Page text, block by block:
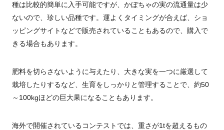
種は比較的簡単に入手可能ですが、かぼちゃの実の流通量は少
ないので、珍しい品種です。運よくタイミングが合えば、ショ
ッピングサイトなどで販売されていることもあるので、購入で
きる場合もあります。
肥料を切らさないように与えたり、大きな実を一つに厳選して
栽培したりするなど、生育をしっかりと管理することで、約50
～100kgほどの巨大果になることもあります。
海外で開催されているコンテストでは、重さが1tを超えるもの